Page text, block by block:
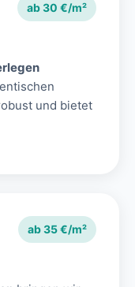
ab 30 €/m²
und bietet
ab 35 €/m²